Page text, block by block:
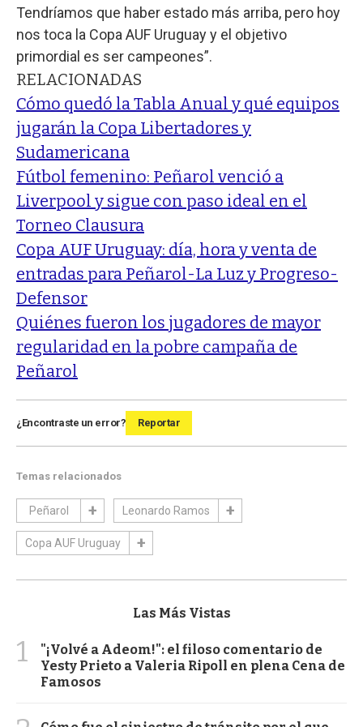
Tendríamos que haber estado más arriba, pero hoy
nos toca la Copa AUF Uruguay y el objetivo
primordial es ser campeones”.
RELACIONADAS
Cómo quedó la Tabla Anual y qué equipos
jugarán la Copa Libertadores y
Sudamericana
Fútbol femenino: Peñarol venció a
Liverpool y sigue con paso ideal en el
Torneo Clausura
Copa AUF Uruguay: día, hora y venta de
entradas para Peñarol-La Luz y Progreso-
Defensor
Quiénes fueron los jugadores de mayor
regularidad en la pobre campaña de
Peñarol
¿Encontraste un error? Reportar
Temas relacionados
Peñarol Leonardo Ramos
Copa AUF Uruguay
Las Más Vistas
1
"¡Volvé a Adeom!": el filoso comentario de
Yesty Prieto a Valeria Ripoll en plena Cena de
Famosos